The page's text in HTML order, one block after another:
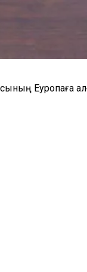
Еуропаға